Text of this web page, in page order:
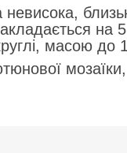
невисока,
на
масою до